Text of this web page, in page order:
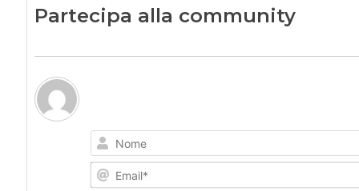
Partecipa alla community